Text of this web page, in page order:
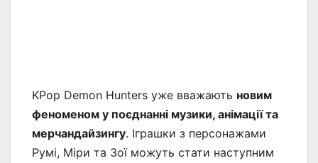
KPop Demon Hunters уже вважають новим
феноменом у поєднанні музики, анімації та
мерчандайзингу. Іграшки з персонажами
Румі, Міри та Зої можуть стати наступним